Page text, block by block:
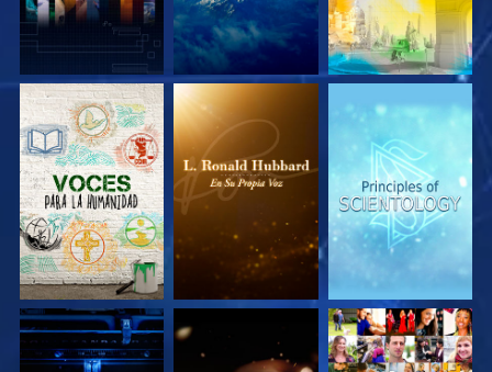
EXPLORA LAS
SERIES
EXPLORA LAS
SERIES
EXPLORA LAS
SERIES